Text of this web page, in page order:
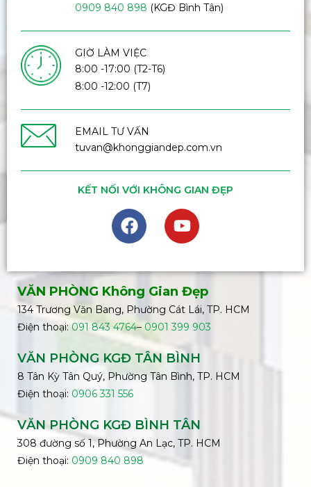
0909 840 898 (KGĐ Bình Tân)
GIỜ LÀM VIỆC
8:00 -17:00 (T2-T6)
8:00 -12:00 (T7)
EMAIL TƯ VẤN
tuvan@khonggiandep.com.vn
KẾT NỐI VỚI KHÔNG GIAN ĐẸP
VĂN PHÒNG Không Gian Đẹp
134 Trương Văn Bang, Phường Cát Lái, TP. HCM
Điện thoại:091 843 4764– 0901 399 903
VĂN PHÒNG KGĐ TÂN BÌNH
8 Tân Kỳ Tân Quý, Phường Tân Bình, TP. HCM
Điện thoại: 0906 331 556
VĂN PHÒNG KGĐ BÌNH TÂN
308 đường số 1, Phường An Lạc, TP. HCM
Điện thoại: 0909 840 898